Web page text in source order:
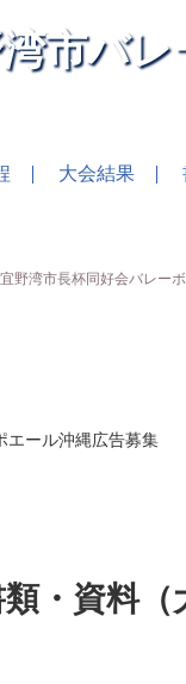
市バ
大会結果
野湾市長杯同好会バレー
・資料（